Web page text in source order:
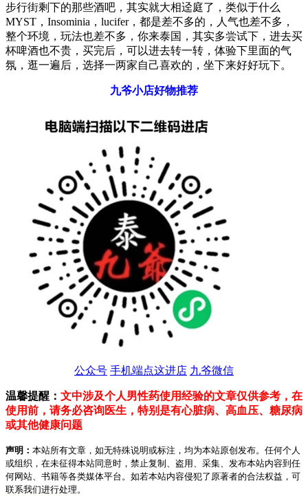
步行街剩下的那些酒吧，其实就大相迳庭了，类似于什么
MYST，Insominia，lucifer，都是差不多的，人气也差不多，
整个环境，玩法也差不多，你来泰国，其实多尝试下，进去买
杯啤酒也不贵，买完后，可以进去转一转，体验下里面的气
氛，逛一遍后，选择一两家自己喜欢的，坐下来好好玩下。
九爷小店好物推荐
公众号 手机端点这进店 九爷微信
温馨提醒： 文中涉及个人男性药使用经验的文章仅供参考，在
使用前，请务必咨询医生，特别是有心脏病、高血压、糖尿病
或其他健康问题
声明： 本站所有文章，如无特殊说明或标注，均为本站原创发布。任何个人
或组织，在未征得本站同意时，禁止复制、盗用、采集、发布本站内容到任
何网站、书籍等各类媒体平台。如若本站内容侵犯了原著者的合法权益，可
联系我们进行处理。